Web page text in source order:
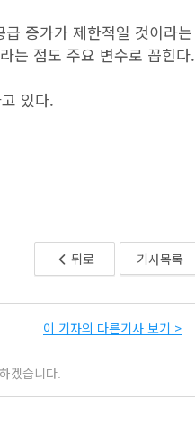
증가가 제한적일 것이라는
는 점도 주요 변수로 꼽힌다.
있다.
뒤로 기사목록
이 기자의 다른기사 보기 >
겠습니다.